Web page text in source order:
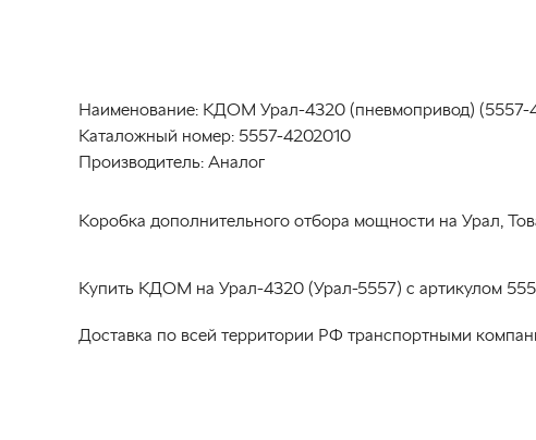
Наименование: КДОМ Урал-4320 (пневмопривод) (5557-
Каталожный номер: 5557-4202010
Производитель: Аналог
Коробка дополнительного отбора мощности на Урал,
Купить КДОМ на Урал-4320 (Урал-5557) с артикулом
Доставка по всей территории РФ транспортными